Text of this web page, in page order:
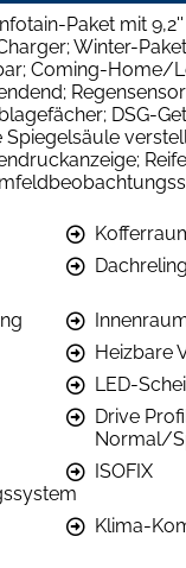
Paket mit
Winter-
Coming-Home/
DSG-
Heizbare
LED-
Drive
Normal/
ISOFIX
Klima-